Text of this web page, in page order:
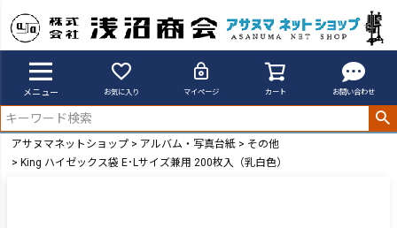
メニュー お気に入り マイページ カート お問い合わせ
アサヌマネットショップ アルバム・写真台紙
その他
King ハイゼックス袋 E･Lサイズ兼用 200枚入（乳白色）